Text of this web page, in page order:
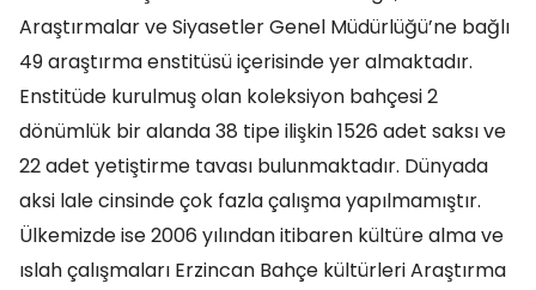
Araştırmalar ve Siyasetler Genel Müdürlüğü’ne bağlı
49 araştırma enstitüsü içerisinde yer almaktadır.
Enstitüde kurulmuş olan koleksiyon bahçesi 2
dönümlük bir alanda 38 tipe ilişkin 1526 adet saksı ve
22 adet yetiştirme tavası bulunmaktadır. Dünyada
aksi lale cinsinde çok fazla çalışma yapılmamıştır.
Ülkemizde ise 2006 yılından itibaren kültüre alma ve
ıslah çalışmaları Erzincan Bahçe kültürleri Araştırma